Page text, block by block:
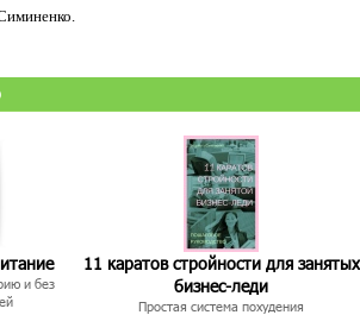
и без
11 каратов стройности для занятых
бизнес-леди
Простая система похудения